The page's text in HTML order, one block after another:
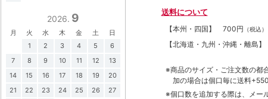
送料について
【本州・四国】 700円 （税込）
【北海道・九州・沖縄・離島】
※商品のサイズ・ご注文数の都
加の場合は個口毎に送料
※個口数を追加する際は、メー
2026. 9
月 火 水 木 金 土
日
1
2 3 4 5
6
7
8 9 10 11 12
13
14
15 16 17 18 19
20
21
22 23 24 25 26
27